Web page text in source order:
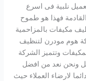
نلبية فى اسرع
فهذا هو طموح
مكيفات بالمزاحمية
مودرن لتنظيف
وتتميز الشركة
ونحن نعد من افضل
لارضاء العملاء حيث